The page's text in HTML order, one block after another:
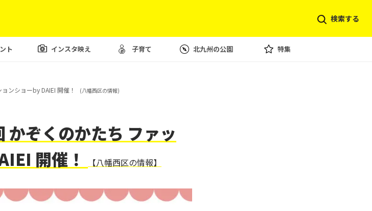
検索する
ト インスタ映え 子育て 北九州の公園 特集
ンショーby DAIEI 開催！
(八幡西区の情報)
かぞくのかたち ファッ
開催！
【八幡西区の情報】